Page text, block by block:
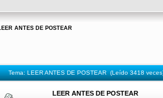
LEER ANTES DE POSTEAR
Tema: LEER ANTES DE POSTEAR (Leído 3418
LEER ANTES DE POSTEAR